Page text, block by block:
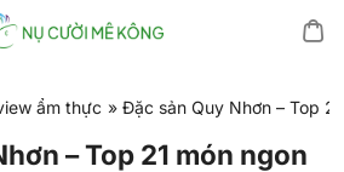
ẩm thực » Đặc sản Quy Nhơn – Top
– Top 21 món ngon